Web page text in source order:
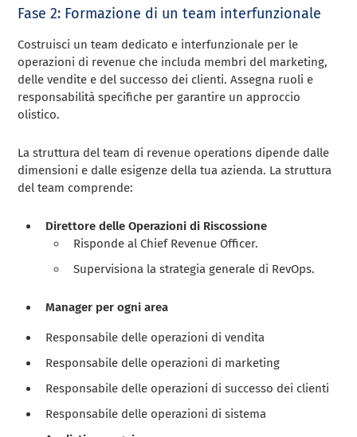
Fase 2: Formazione di un team interfunzionale
Costruisci un team dedicato e interfunzionale per le
operazioni di revenue che includa membri del marketing,
delle vendite e del successo dei clienti. Assegna ruoli e
responsabilità specifiche per garantire un approccio
olistico.
La struttura del team di revenue operations dipende dalle
dimensioni e dalle esigenze della tua azienda. La struttura
del team comprende:
Direttore delle Operazioni di Riscossione
Risponde al Chief Revenue Officer.
Supervisiona la strategia generale di RevOps.
Manager per ogni area
Responsabile delle operazioni di vendita
Responsabile delle operazioni di marketing
Responsabile delle operazioni di successo dei clienti
Responsabile delle operazioni di sistema